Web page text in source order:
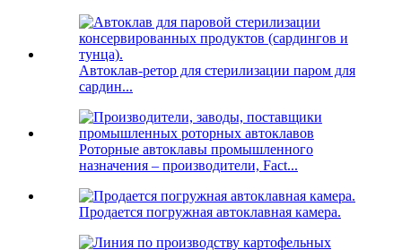
Автоклав-ретор для стерилизации паром для
сардин...
Роторные автоклавы промышленного
назначения – производители, Fact...
Продается погружная автоклавная камера.